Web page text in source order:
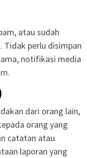
atau sudah
Tidak perlu disimpan
notifikasi media
dari orang lain,
orang yang
catatan atau
laporan yang